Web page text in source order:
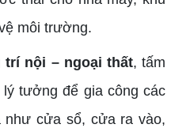
môi trường.
trí nội – ngoại thất, tấm
tưởng để gia công các
như cửa sổ, cửa ra vào,